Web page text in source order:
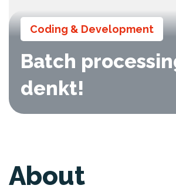
Coding & Development
Batch
denkt!
About